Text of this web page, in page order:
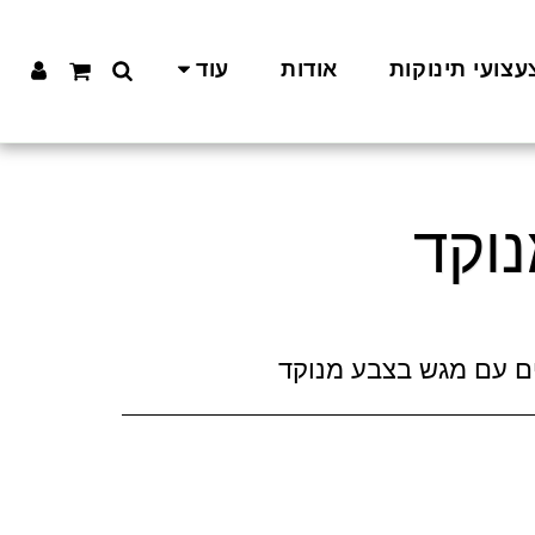
תינוקות אודות עוד